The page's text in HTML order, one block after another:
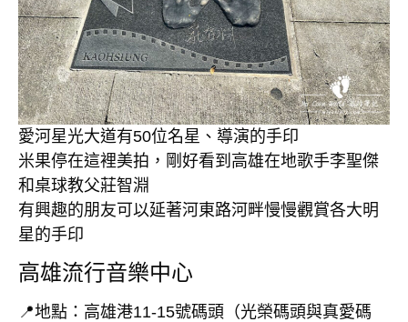
愛河星光大道有50位名星、導演的手印
米果停在這裡美拍，剛好看到高雄在地歌手李聖傑
和桌球教父莊智淵
有興趣的朋友可以延著河東路河畔慢慢觀賞各大明
星的手印
高雄流行音樂中心
📍地點：高雄港11-15號碼頭（光榮碼頭與真愛碼